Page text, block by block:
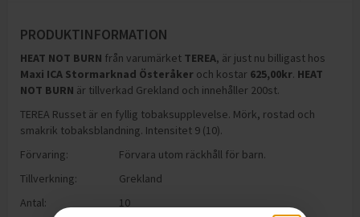
PRODUKTINFORMATION
HEAT NOT BURN från varumärket TEREA, är just nu billigast hos
Maxi ICA Stormarknad Österåker och kostar 625,00kr. HEAT
NOT BURN är tillverkad Grekland och innehåller 200st.
TEREA Russet är en fyllig tobaksupplevelse. Mörk, rostad och
smakrik tobaksblandning. Intensitet 9 (10).
Förvaring:
Förvara utom räckhåll för barn.
Tillverkning:
Grekland
Antal:
10